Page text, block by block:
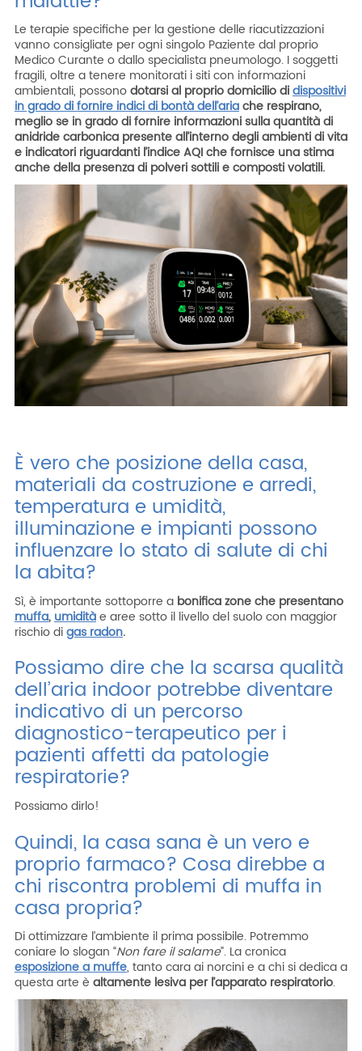
Le terapie specifiche per la gestione delle riacutizzazioni
vanno consigliate per ogni singolo Paziente dal proprio
Medico Curante o dallo specialista pneumologo. I soggetti
fragili, oltre a tenere monitorati i siti con informazioni
ambientali, possonodotarsi al proprio domicilio didispositivi
in grado di fornire indici dibontàdell’ariache respirano,
meglio se in grado di fornire informazioni sulla quantità di
anidride carbonica presente all’interno degli ambienti di vita
e indicatori riguardanti l’indice AQI che fornisce una stima
anche della presenza di polveri sottili e composti volatili.
È vero che posizione della casa,
materiali da costruzione e arredi,
temperatura e umidità,
illuminazione e impianti possono
influenzare lo stato di salute di chi
la abita?
Sì, è importante sottoporre a bonifica zone che presentano
muffa, umiditàe aree sotto il livello del suolo con maggior
rischio digas radon.
Possiamo dire che la scarsa qualità
dell’aria indoor potrebbe diventare
indicativo di un percorso
diagnostico-terapeutico per i
pazienti affetti da patologie
respiratorie?
Possiamo dirlo!
Quindi, la casa sana è un vero e
proprio farmaco? Cosa direbbe a
chi riscontra problemi di muffa in
casa propria?
Di ottimizzare l’ambiente il prima possibile. Potremmo
coniare lo slogan “Non fare il salame”. La cronica
esposizione a muffe, tanto cara ai norcini e a chi si dedica a
questa arte è altamente lesiva per l’apparato respiratorio.